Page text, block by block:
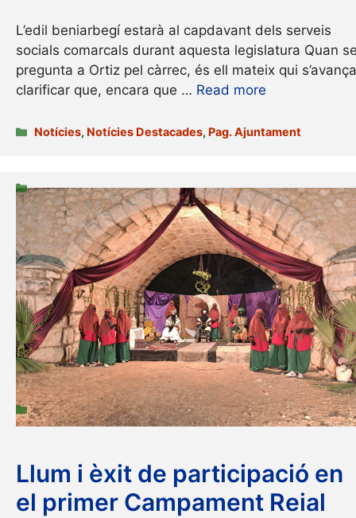
L’edil beniarbegí estarà al capdavant dels serveis
socials comarcals durant aquesta legislatura Quan
pregunta a Ortiz pel càrrec, és ell mateix qui
clarificar que, encara que … Read more
Categories
Notícies, Notícies Destacades, Pag. Ajuntament
Llum i èxit de participació en
el primer Campament Reial
Pla Conviure 2023
19/12/2023
La intervenció consisteix en la Rehabilitació de les
entorn construït i consistirà en la reforma exterior i
Categories
Categories pàgines,Pag. Ajuntament
Projecte d’implantació de la
28/11/2023
L’objectiu principal és la implementació de
orgànica. Això implica l’adquisició de 20
Categories
Categories pàgines,Pag. Ajuntament